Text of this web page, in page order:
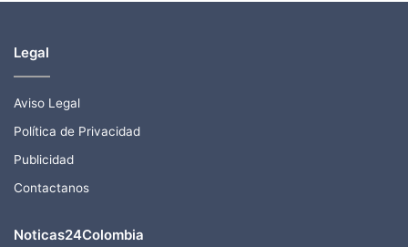
Legal
Aviso Legal
Política de Privacidad
Publicidad
Contactanos
Noticas24Colombia